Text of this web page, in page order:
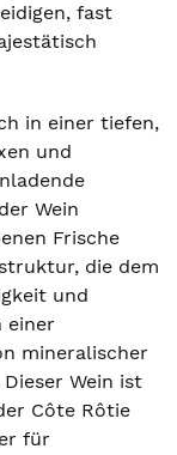
fast
in einer tiefen,
und
Wein
Frische
die dem
und
einer
mineralischer
Wein ist
Côte Rôtie
für